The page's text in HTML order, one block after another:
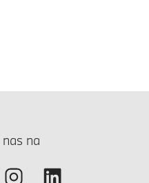
na